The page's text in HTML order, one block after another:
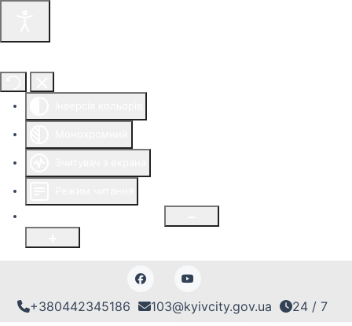
+380442345186 103@kyivcity.gov.ua 24 / 7